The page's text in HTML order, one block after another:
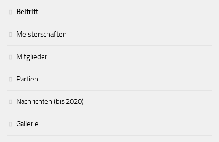
Beitritt
Meisterschaften
Mitglieder
Partien
Nachrichten (bis 2020)
Gallerie